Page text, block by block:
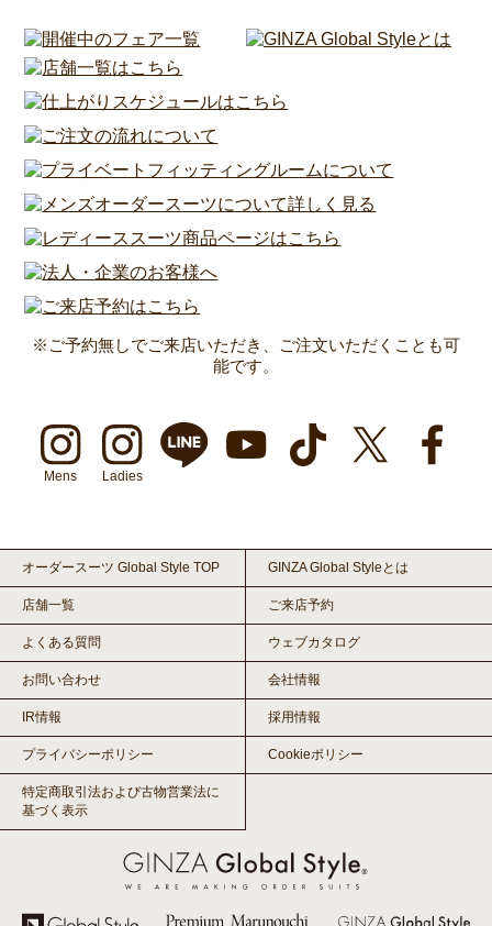
※ご予約無しでご来店いただき、ご注文いただくことも可
能です。
Mens Ladies
オーダースーツ Global Style TOP GINZA Global Styleとは
店舗一覧 ご来店予約
よくある質問 ウェブカタログ
お問い合わせ 会社情報
IR情報 採用情報
プライバシーポリシー Cookieポリシー
特定商取引法および古物営業法に
基づく表示